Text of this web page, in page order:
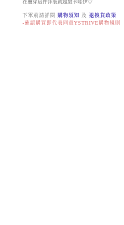
在疊穿這件洋裝就超級卡哇伊♡
下單前請詳閱 購物須知 及 退換貨政策
-確認購買即代表同意YSTRIVE購物規則